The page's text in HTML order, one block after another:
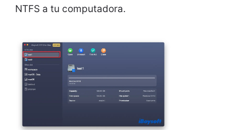
NTFS a tu computadora.